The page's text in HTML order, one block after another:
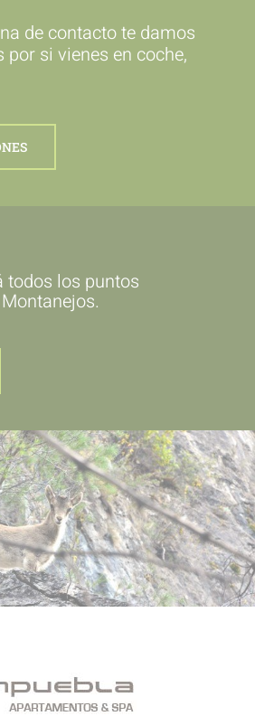
de contacto te damos
si vienes en coche,
todos los puntos